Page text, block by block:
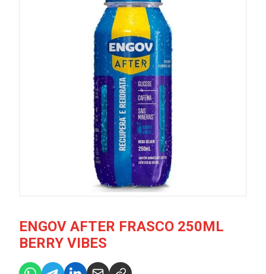
ENGOV AFTER FRASCO 250ML
BERRY VIBES